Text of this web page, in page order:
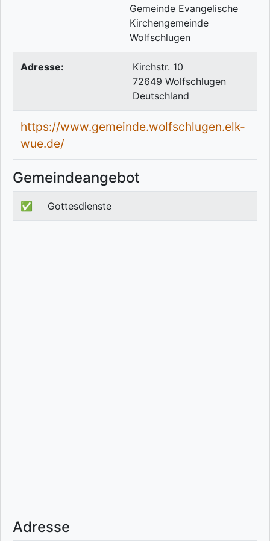
Adresse:
Kirchstr. 10
72649 Wolfschlugen
Deutschland
https://www.gemeinde.wolfschlugen.elk-
wue.de/
Gemeindeangebot
✅ Gottesdienste
Adresse